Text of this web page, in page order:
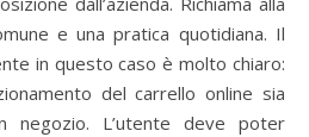
e una pratica quotidiana. Il
in questo caso è molto chiaro:
del carrello online sia
negozio. L’utente deve poter